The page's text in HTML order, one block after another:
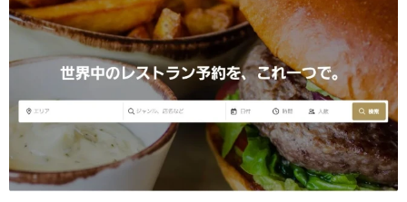
3/4
大学で航空宇宙学を学び、JAXAに就職し、夢に向かって一直線のひかり
ーーひかりにとって「大好きな3人」のなかでも13年ぶり
に飛鳥の前に突然現れたひかり。なぜひかりは飛鳥に会お
うと思ったのでしょうか。